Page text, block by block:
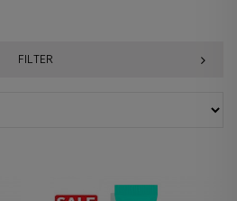
FILTER